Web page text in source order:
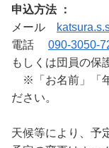
申込方法 ：
メール
電話 090-3050-
もしくは団員の保
※「お名前」「年
ださい。
天候等により、予